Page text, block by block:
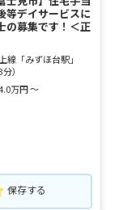
等デイサービスに
の募集です！＜正
線「みずほ台駅」
）
万円 ～
保存する